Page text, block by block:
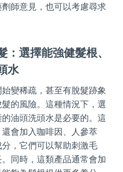
師意見，也可以考慮尋求
選擇能強健髮根、
水
變稀疏，甚至有脫髮跡象
的風險。這種情況下，選
油頭洗頭水是必要的。這
會加入咖啡因、人參萃
，它們可以幫助刺激毛
同時，這類產品通常會加